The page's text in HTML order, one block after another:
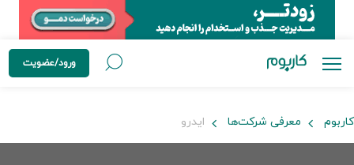
ورود/عضویت
کاربوم معرفی شرکت‌ها ایدرو